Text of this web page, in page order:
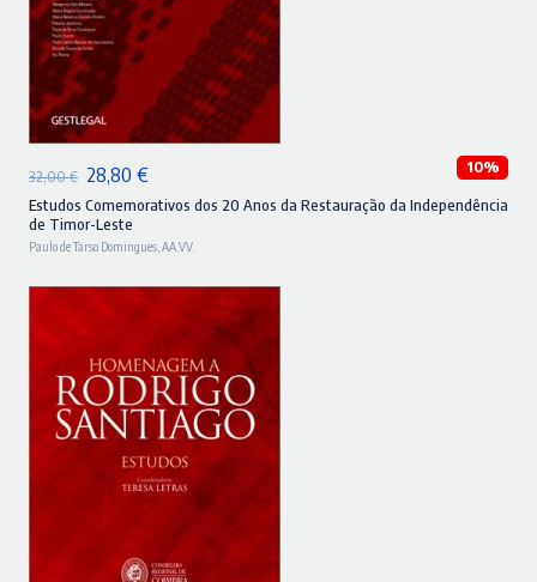
ADICIONAR
32,00€ O
preço
original
32,00 €.
28,80 €O
preço
atual
10%
Estudos Comemorativos dos 20 Anos da Restauração da Independência
de Timor-Leste
Paulo de Tarso Domingues AA.VV.